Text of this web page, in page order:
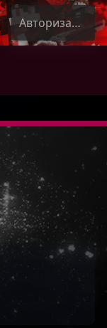
Авторизация